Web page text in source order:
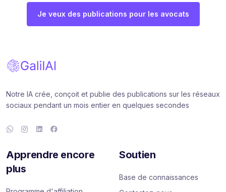
Je veux des publications pour les avocats
Notre IA crée, conçoit et publie des publications sur les réseaux
sociaux pendant un mois entier en quelques secondes
Apprendre encore
plus
Soutien
Base de connaissances